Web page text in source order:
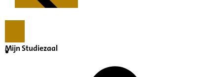
Mijn Studiezaal